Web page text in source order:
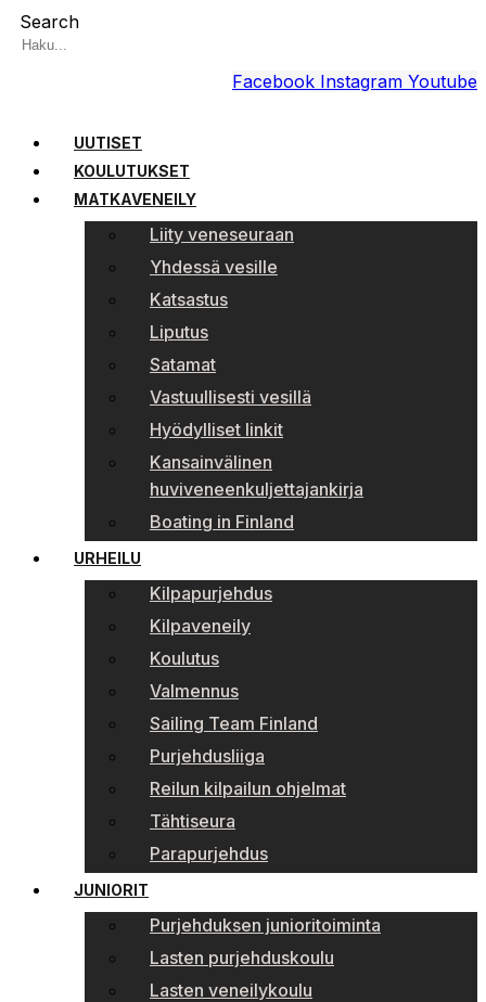
Search
Facebook Instagram Youtube
UUTISET
KOULUTUKSET
MATKAVENEILY
Liity veneseuraan
Yhdessä vesille
Katsastus
Liputus
Satamat
Vastuullisesti vesillä
Hyödylliset linkit
Kansainvälinen
huviveneenkuljettajankirja
Boating in Finland
URHEILU
Kilpapurjehdus
Kilpaveneily
Koulutus
Valmennus
Sailing Team Finland
Purjehdusliiga
Reilun kilpailun ohjelmat
Tähtiseura
Parapurjehdus
JUNIORIT
Purjehduksen junioritoiminta
Lasten purjehduskoulu
Lasten veneilykoulu